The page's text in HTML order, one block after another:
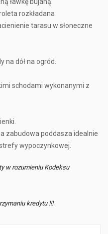
rozkładana
tarasu w słoneczne
dół na ogród.
schodami wykonanymi z
zabudowa poddasza idealnie
wypoczynkowej.
w rozumieniu Kodeksu
kredytu !!!